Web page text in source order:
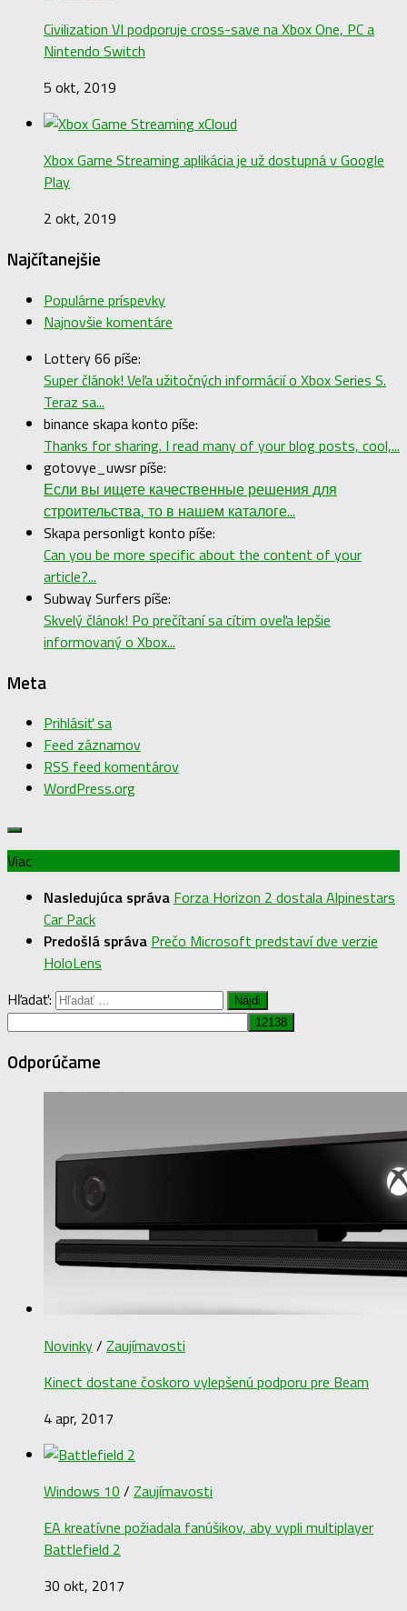
Civilization VI podporuje cross-save na Xbox One, PC a
Nintendo Switch
5 okt, 2019
Xbox Game Streaming aplikácia je už dostupná v Google
Play
2 okt, 2019
Najčítanejšie
Populárne príspevky
Najnovšie komentáre
Lottery 66 píše:
Super článok! Veľa užitočných informácií o Xbox Series S.
Teraz sa...
binance skapa konto píše:
Thanks for sharing. I read many of your blog posts, cool,...
gotovye_uwsr píše:
Если вы ищете качественные решения для
строительства, то в нашем каталоге...
Skapa personligt konto píše:
Can you be more specific about the content of your
article?...
Subway Surfers píše:
Skvelý článok! Po prečítaní sa cítim oveľa lepšie
informovaný o Xbox...
Meta
Prihlásiť sa
Feed záznamov
RSS feed komentárov
WordPress.org
Viac
Nasledujúca správa Forza Horizon 2 dostala Alpinestars
Car Pack
Predošlá správa Prečo Microsoft predstaví dve verzie
HoloLens
Hľadať:
Odporúčame
Novinky/ Zaujímavosti
Kinect dostane čoskoro vylepšenú podporu pre Beam
4 apr, 2017
Windows 10 / Zaujímavosti
EA kreatívne požiadala fanúšikov, aby vypli multiplayer
Battlefield 2
30 okt, 2017